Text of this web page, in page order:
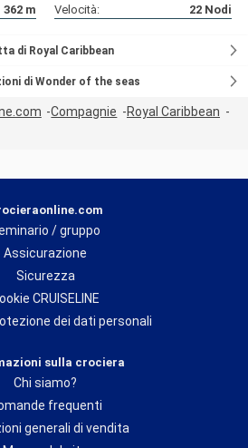
362 m Velocità: 22 Nodi
di Royal Caribbean
di Wonder of the seas
Compagnie
Royal Caribbean
/ gruppo
Assicurazione
Sicurezza
CRUISELINE
dei dati personali
sulla crociera
Chi siamo?
frequenti
generali di vendita